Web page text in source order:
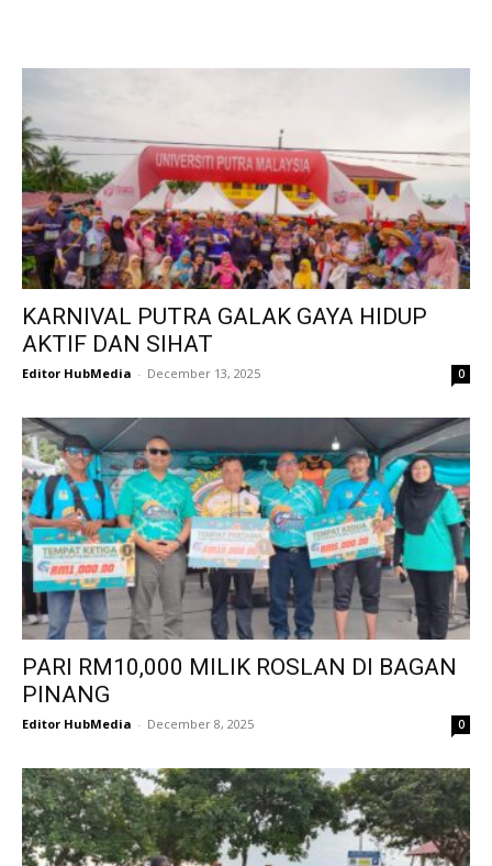
KARNIVAL PUTRA GALAK GAYA HIDUP
AKTIF DAN SIHAT
Editor HubMedia - December 13, 2025 0
PARI RM10,000 MILIK ROSLAN DI BAGAN
PINANG
Editor HubMedia - December 8, 2025 0